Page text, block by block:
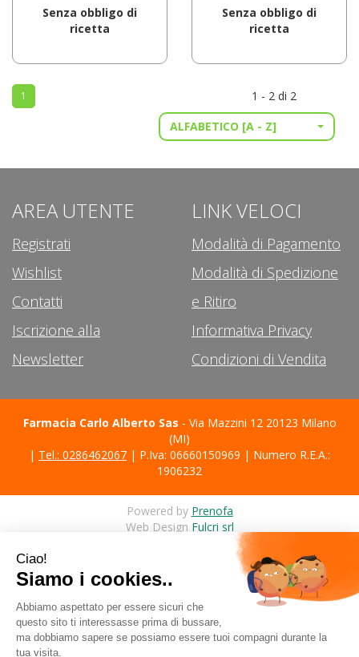
Senza obbligo di
ricetta
SPRAY
Senza obbligo di
ricetta
60CPS
carrello
1
1 - 2 di 2
ALFABETICO [A - Z]
AREA UTENTE
Registrati
Wishlist
Contatti
Iscrizione alla
Newsletter
LINK VELOCI
Modalità di Pagamento
Modalità di Spedizione
e Ritiro
Informativa Privacy
Condizioni di Vendita
Farmacia Carlo Alberto Sas - Via Mazzini 12 20123 Milano
(MI)
| Tel.: 0286462067 | P.Iva: 06660150969 | Numero R.E.A.:
1906232
Powered by Prenofa
Web Design Fulcri srl